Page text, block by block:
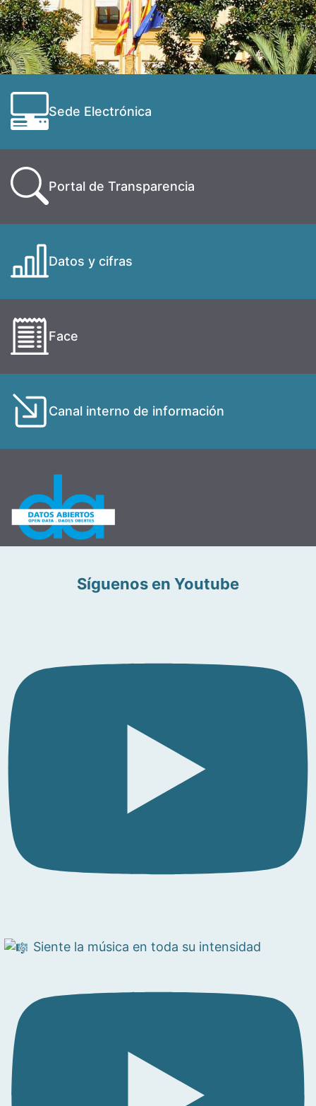
Sede Electrónica
Portal de Transparencia
Datos y cifras
Face
Canal interno de información
Síguenos en Youtube
Siente la música en toda su intensidad